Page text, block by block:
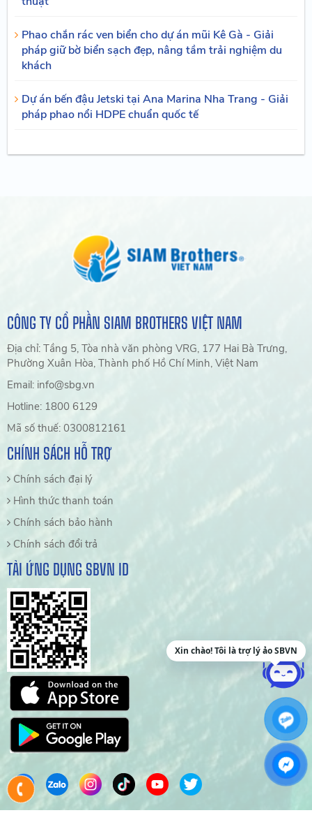
Phao chắn rác ven biển cho dự án mũi Kê Gà - Giải
pháp giữ bờ biển sạch đẹp, nâng tầm trải nghiệm du
khách
Dự án bến đậu Jetski tại Ana Marina Nha Trang - Giải
pháp phao nổi HDPE chuẩn quốc tế
CÔNG TY CỔ PHẦN SIAM BROTHERS VIỆT NAM
Địa chỉ: Tầng 5, Tòa nhà văn phòng VRG, 177 Hai Bà Trưng,
Phường Xuân Hòa, Thành phố Hồ Chí Minh, Việt Nam
Email: info@sbg.vn
Hotline: 1800 6129
Mã số thuế: 0300812161
CHÍNH SÁCH HỖ TRỢ
Chính sách đại lý
Hình thức thanh toán
Chính sách bảo hành
Chính sách đổi trả
TẢI ỨNG DỤNG SBVN ID
Xin chào! Tôi là trợ lý ảo SBVN